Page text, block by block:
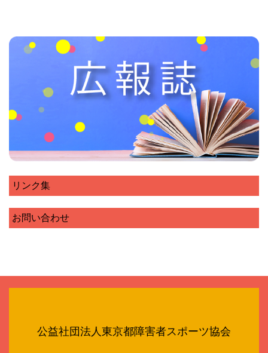
リンク集
お問い合わせ
公益社団法人東京都障害者スポーツ協会